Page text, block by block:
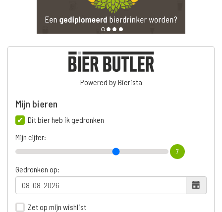
Powered by Bierista
Mijn bieren
Dit bier heb ik gedronken
Mijn cijfer:
7
Gedronken op:
Zet op mijn wishlist